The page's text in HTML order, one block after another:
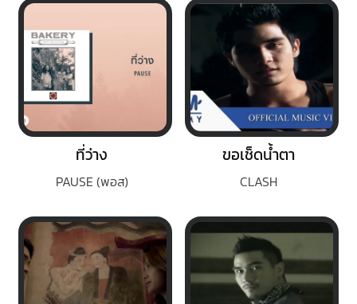
ที่ว่าง
PAUSE (พอส)
ขอเช็ดน้ำตา
CLASH